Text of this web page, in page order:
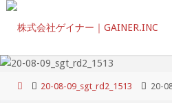
コ
ン
ホ
20-08-09_sgt_rd2_1513 20-